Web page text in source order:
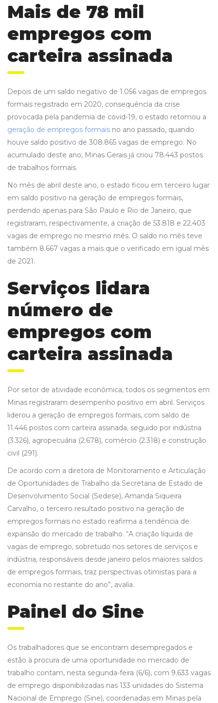
Mais de 78 mil
empregos com
carteira assinada
Depois de um saldo negativo de 1.056 vagas de empregos
formais registrado em 2020, consequência da crise
provocada pela pandemia de covid-19, o estado retomou a
geração de empregos formais no ano passado, quando
houve saldo positivo de 308.865 vagas de emprego. No
acumulado deste ano, Minas Gerais já criou 78.443 postos
de trabalhos formais.
No mês de abril deste ano, o estado ficou em terceiro lugar
em saldo positivo na geração de empregos formais,
perdendo apenas para São Paulo e Rio de Janeiro, que
registraram, respectivamente, a criação de 53.818 e 22.403
vagas de emprego no mesmo mês. O saldo no mês teve
também 8.667 vagas a mais que o verificado em igual mês
de 2021.
Serviços lidara
número de
empregos com
carteira assinada
Por setor de atividade econômica, todos os segmentos em
Minas registraram desempenho positivo em abril. Serviços
liderou a geração de empregos formais, com saldo de
11.446 postos com carteira assinada, seguido por indústria
(3.326), agropecuária (2.678), comércio (2.318) e construção
civil (291).
De acordo com a diretora de Monitoramento e Articulação
de Oportunidades de Trabalho da Secretaria de Estado de
Desenvolvimento Social (Sedese), Amanda Siqueira
Carvalho, o terceiro resultado positivo na geração de
empregos formais no estado reafirma a tendência de
expansão do mercado de trabalho. “A criação líquida de
vagas de emprego, sobretudo nos setores de serviços e
indústria, responsáveis desde janeiro pelos maiores saldos
de empregos formais, traz perspectivas otimistas para a
economia no restante do ano”, avalia.
Painel do Sine
Os trabalhadores que se encontram desempregados e
estão à procura de uma oportunidade no mercado de
trabalho contam, nesta segunda-feira (6/6), com 9.633 vagas
de emprego disponibilizadas nas 133 unidades do Sistema
Nacional de Emprego (Sine), coordenadas em Minas pela